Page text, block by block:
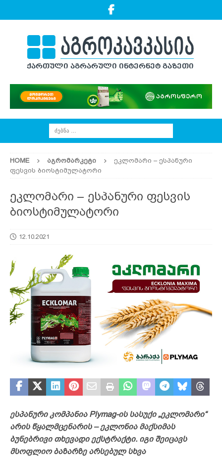
HOME ᲐᲒᲠᲝᲛᲐᲠᲙᲔᲢᲘ
ეკლომარი – ესპანური
ფესვის ბიოსტიმულატორი
ეკლომარი – ესპანური ფესვის
ბიოსტიმულატორი
12.10.2021
ესპანური კომპანია Plymag-ის სასუქი „ეკლომარი“
არის წყალმცენარის – ეკლონია მაქსიმას
ბუნებრივი თხევადი ექსტრაქტი. იგი შეიცავს
მსოფლიო ბაზარზე არსებულ სხვა